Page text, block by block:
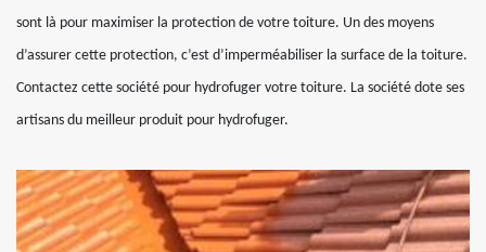
sont là pour maximiser la protection de votre toiture. Un des moyens
d’assurer cette protection, c’est d’imperméabiliser la surface de la toiture.
Contactez cette société pour hydrofuger votre toiture. La société dote ses
artisans du meilleur produit pour hydrofuger.